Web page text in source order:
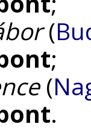
(
;
(
.